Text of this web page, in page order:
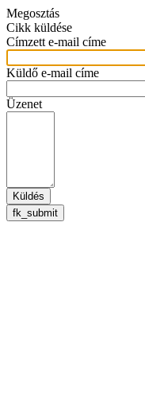
Megosztás
Cikk küldése
Címzett e-mail címe
Küldő e-mail címe
Üzenet